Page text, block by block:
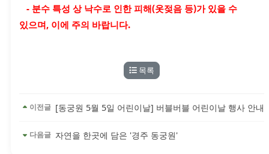
- 분수 특성 상 낙수로 인한 피해(옷젖음 등)가 있을 수
있으며, 이에 주의 바랍니다.
목록
이전글 [동궁원 5월 5일 어린이날] 버블버블 어린이날 행사 안내
다음글 자연을 한곳에 담은 '경주 동궁원'